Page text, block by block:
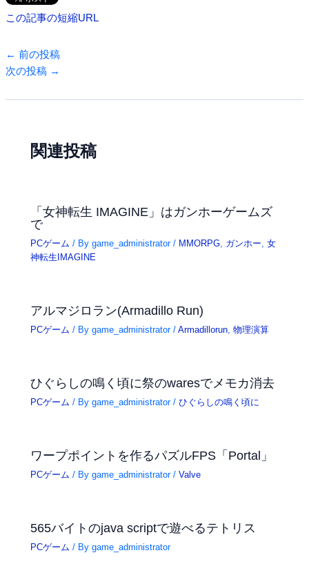
この記事の短縮URL
← 前の投稿
次の投稿 →
関連投稿
「女神転生 IMAGINE」はガンホーゲームズ
で
PCゲーム / Bygame_administrator/ MMORPG, ガンホー,女
神転生IMAGINE
アルマジロラン(Armadillo Run)
PCゲーム / Bygame_administrator/Armadillorun,物理演算
ひぐらしの鳴く頃に祭のwaresでメモカ消去
PCゲーム / Bygame_administrator/ひぐらしの鳴く頃に
ワープポイントを作るパズルFPS「Portal」
PCゲーム / Bygame_administrator/Valve
565バイトのjava scriptで遊べるテトリス
PCゲーム / Bygame_administrator